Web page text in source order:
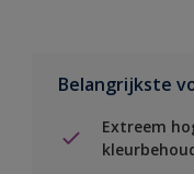
Belangrijkste
Extreem